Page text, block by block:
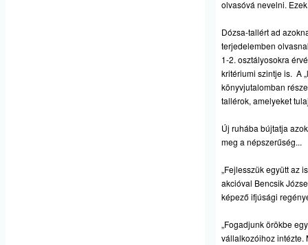
olvasóvá nevelni.
Dózsa-tallért ad
terjedelemben
1-2. osztályosokra
kritériumi szintje is. A
könyvjutalomban
tallérok, amelyeket
Új ruhába bújtatja
meg a népszerűség...
„Fejlesszük együtt az
akcióval Bencsik
képező ifjúsági
„Fogadjunk örökbe
vállalkozóihoz intézte.